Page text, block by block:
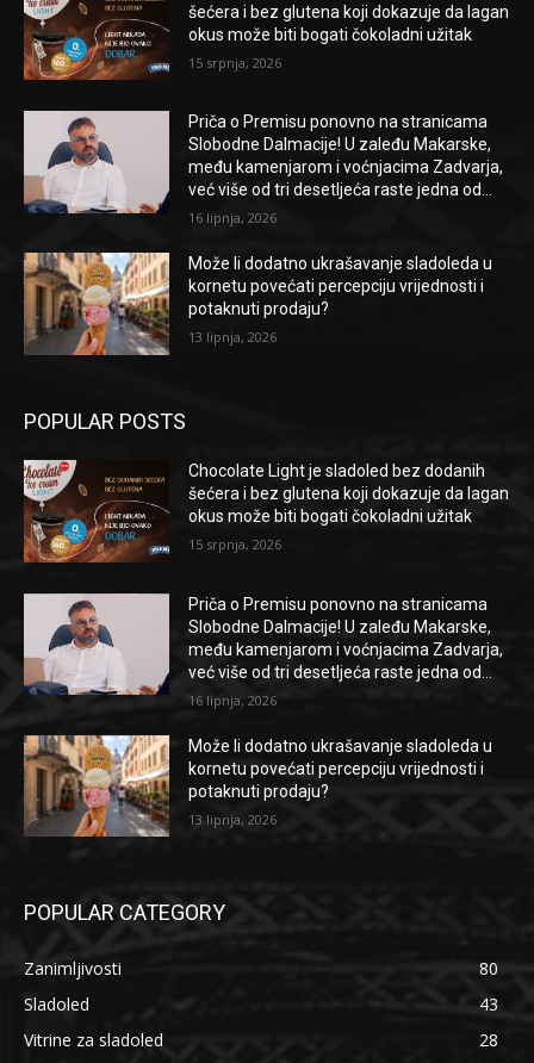
šećera i bez glutena koji dokazuje da lagan
okus može biti bogati čokoladni užitak
15 srpnja, 2026
Priča o Premisu ponovno na stranicama
Slobodne Dalmacije! U zaleđu Makarske,
među kamenjarom i voćnjacima Zadvarja,
već više od tri desetljeća raste jedna od...
16 lipnja, 2026
Može li dodatno ukrašavanje sladoleda u
kornetu povećati percepciju vrijednosti i
potaknuti prodaju?
13 lipnja, 2026
POPULAR POSTS
Chocolate Light je sladoled bez dodanih
šećera i bez glutena koji dokazuje da lagan
okus može biti bogati čokoladni užitak
15 srpnja, 2026
Priča o Premisu ponovno na stranicama
Slobodne Dalmacije! U zaleđu Makarske,
među kamenjarom i voćnjacima Zadvarja,
već više od tri desetljeća raste jedna od...
16 lipnja, 2026
Može li dodatno ukrašavanje sladoleda u
kornetu povećati percepciju vrijednosti i
potaknuti prodaju?
13 lipnja, 2026
POPULAR CATEGORY
Zanimljivosti
80
Sladoled
43
Vitrine za sladoled
28